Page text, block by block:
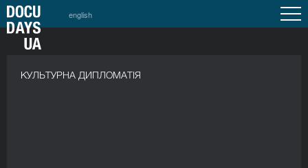
english
КУЛЬТУРНА ДИПЛОМАТІЯ